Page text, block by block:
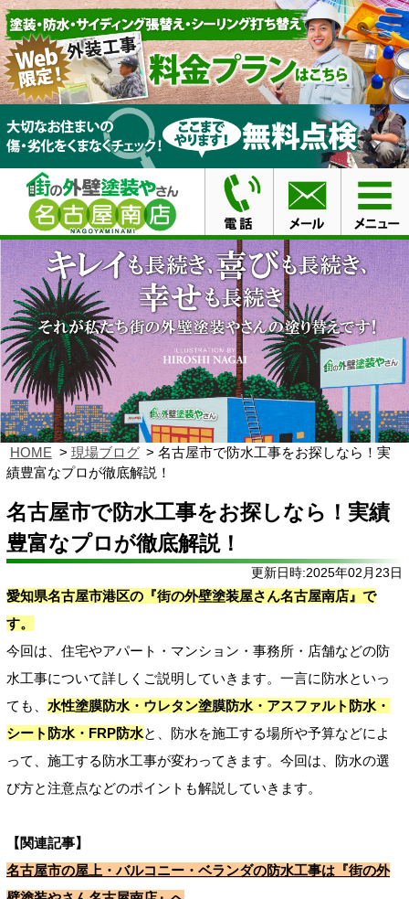
HOME 現場ブログ
名古屋市で防水工事をお探しなら！実
績豊富なプロが徹底解説！
名古屋市で防水工事をお探しなら！実績
豊富なプロが徹底解説！
更新日時:2025年02月23日
愛知県名古屋市港区の『街の外壁塗装屋さん名古屋南店』で
す。
今回は、住宅やアパート・マンション・事務所・店舗などの防
水工事について詳しくご説明していきます。一言に防水といっ
ても、 水性塗膜防水・ウレタン塗膜防水・アスファルト防水・
シート防水・FRP防水と、防水を施工する場所や予算などによ
って、施工する防水工事が変わってきます。今回は、防水の選
び方と注意点などのポイントも解説していきます。
【関連記事】
名古屋市の屋上・バルコニー・ベランダの防水工事は『街の外